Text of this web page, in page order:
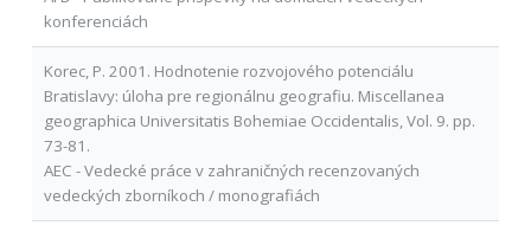
konferenciách
Korec, P. 2001. Hodnotenie rozvojového potenciálu
Bratislavy: úloha pre regionálnu geografiu. Miscellanea
geographica Universitatis Bohemiae Occidentalis, Vol. 9. pp.
73-81.
AEC - Vedecké práce v zahraničných recenzovaných
vedeckých zborníkoch / monografiách